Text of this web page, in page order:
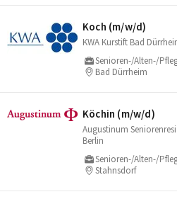
Koch (m/​w/​d)
KWA Kurstift Bad
Senioren-/Alten-/
Bad Dürrheim
Köchin (m/​w/​d)
Augustinum
Berlin
Senioren-/Alten-/
Stahnsdorf